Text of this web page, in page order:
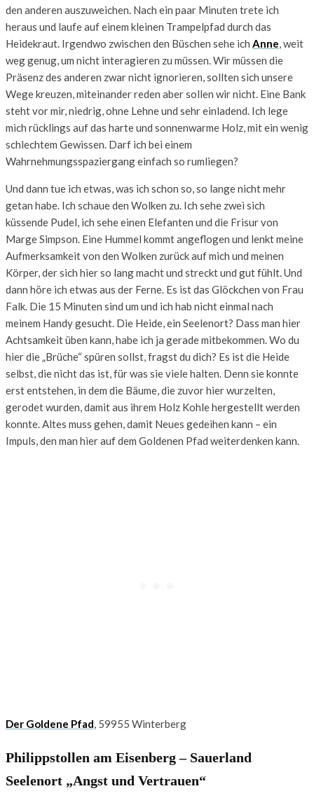
den anderen auszuweichen. Nach ein paar Minuten trete ich
heraus und laufe auf einem kleinen Trampelpfad durch das
Heidekraut. Irgendwo zwischen den Büschen sehe ich Anne, weit
weg genug, um nicht interagieren zu müssen. Wir müssen die
Präsenz des anderen zwar nicht ignorieren, sollten sich unsere
Wege kreuzen, miteinander reden aber sollen wir nicht. Eine Bank
steht vor mir, niedrig, ohne Lehne und sehr einladend. Ich lege
mich rücklings auf das harte und sonnenwarme Holz, mit ein wenig
schlechtem Gewissen. Darf ich bei einem
Wahrnehmungsspaziergang einfach so rumliegen?
Und dann tue ich etwas, was ich schon so, so lange nicht mehr
getan habe. Ich schaue den Wolken zu. Ich sehe zwei sich
küssende Pudel, ich sehe einen Elefanten und die Frisur von
Marge Simpson. Eine Hummel kommt angeflogen und lenkt meine
Aufmerksamkeit von den Wolken zurück auf mich und meinen
Körper, der sich hier so lang macht und streckt und gut fühlt. Und
dann höre ich etwas aus der Ferne. Es ist das Glöckchen von Frau
Falk. Die 15 Minuten sind um und ich hab nicht einmal nach
meinem Handy gesucht. Die Heide, ein Seelenort? Dass man hier
Achtsamkeit üben kann, habe ich ja gerade mitbekommen. Wo du
hier die „Brüche“ spüren sollst, fragst du dich? Es ist die Heide
selbst, die nicht das ist, für was sie viele halten. Denn sie konnte
erst entstehen, in dem die Bäume, die zuvor hier wurzelten,
gerodet wurden, damit aus ihrem Holz Kohle hergestellt werden
konnte. Altes muss gehen, damit Neues gedeihen kann – ein
Impuls, den man hier auf dem Goldenen Pfad weiterdenken kann.
Der Goldene Pfad, 59955 Winterberg
Philippstollen am Eisenberg – Sauerland
Seelenort „Angst und Vertrauen“